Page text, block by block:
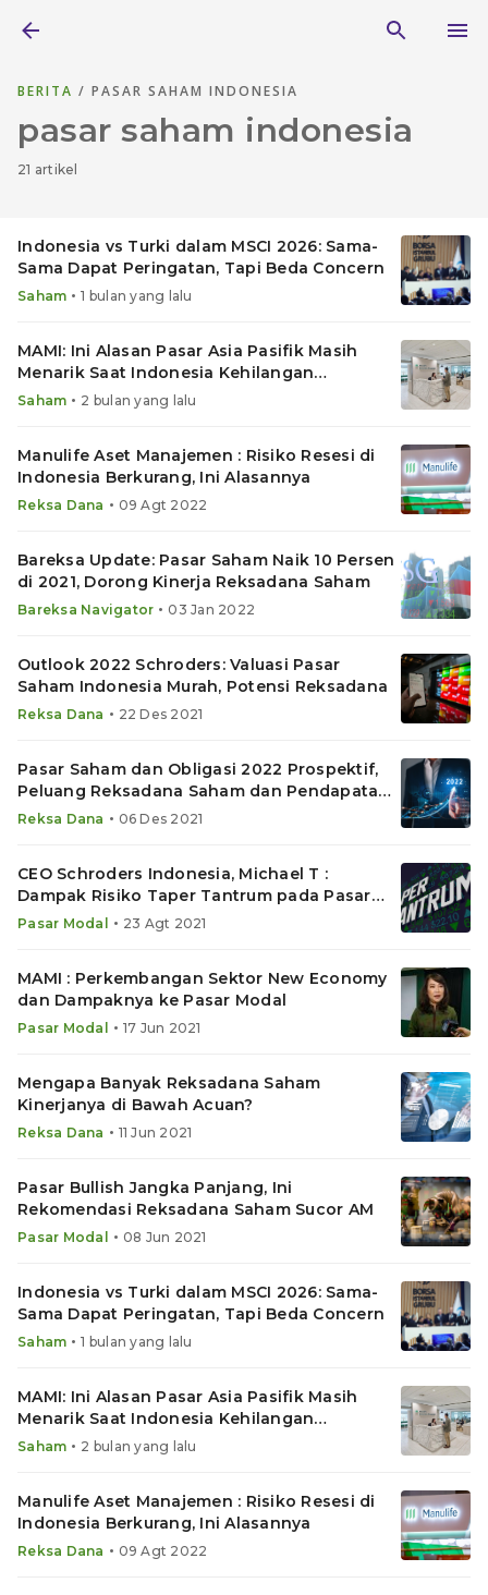
BERITA / PASAR SAHAM INDONESIA
pasar saham indonesia
21 artikel
Indonesia vs Turki dalam MSCI 2026: Sama-
Sama Dapat Peringatan, Tapi Beda Concern
Saham • 1 bulan yang lalu
MAMI: Ini Alasan Pasar Asia Pasifik Masih
Menarik Saat Indonesia Kehilangan
Momentum
Saham • 2 bulan yang lalu
Manulife Aset Manajemen : Risiko Resesi di
Indonesia Berkurang, Ini Alasannya
Reksa Dana • 09 Agt 2022
Bareksa Update: Pasar Saham Naik 10 Persen
di 2021, Dorong Kinerja Reksadana Saham
Bareksa Navigator • 03 Jan 2022
Outlook 2022 Schroders: Valuasi Pasar
Saham Indonesia Murah, Potensi Reksadana
Reksa Dana • 22 Des 2021
Pasar Saham dan Obligasi 2022 Prospektif,
Peluang Reksadana Saham dan Pendapatan
Tetap
Reksa Dana • 06 Des 2021
CEO Schroders Indonesia, Michael T :
Dampak Risiko Taper Tantrum pada Pasar
Indonesia
Pasar Modal • 23 Agt 2021
MAMI : Perkembangan Sektor New Economy
dan Dampaknya ke Pasar Modal
Pasar Modal • 17 Jun 2021
Mengapa Banyak Reksadana Saham
Kinerjanya di Bawah Acuan?
Reksa Dana • 11 Jun 2021
Pasar Bullish Jangka Panjang, Ini
Rekomendasi Reksadana Saham Sucor AM
Pasar Modal • 08 Jun 2021
Indonesia vs Turki dalam MSCI 2026: Sama-
Sama Dapat Peringatan, Tapi Beda Concern
Saham • 1 bulan yang lalu
MAMI: Ini Alasan Pasar Asia Pasifik Masih
Menarik Saat Indonesia Kehilangan
Momentum
Saham • 2 bulan yang lalu
Manulife Aset Manajemen : Risiko Resesi di
Indonesia Berkurang, Ini Alasannya
Reksa Dana • 09 Agt 2022